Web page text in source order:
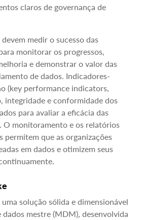
claros de governança de
medir o sucesso das
monitorar os progressos,
e demonstrar o valor das
de dados. Indicadores-
(key performance indicators,
integridade e conformidade dos
para avaliar a eficácia das
O monitoramento e os relatórios
permitem que as organizações
em dados e otimizem seus
solução sólida e dimensionável
mestre (MDM), desenvolvida